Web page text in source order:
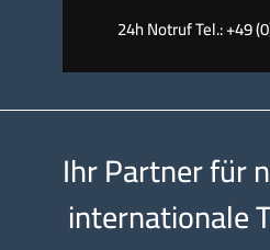
24h Notruf Tel.: +49
Ihr Partner für
internationale